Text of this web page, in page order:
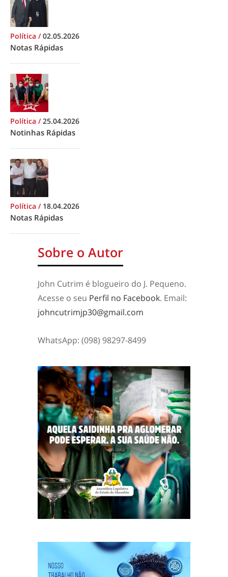
Política /02.05.2026
Notas Rápidas
Política /25.04.2026
Notinhas Rápidas
Política / 18.04.2026
Notas Rápidas
Sobre o Autor
John Cutrim é blogueiro do J. Pequeno.
Acesse o seu Perfil no Facebook. Email:
johncutrimjp30@gmail.com
WhatsApp: (098) 98297-8499